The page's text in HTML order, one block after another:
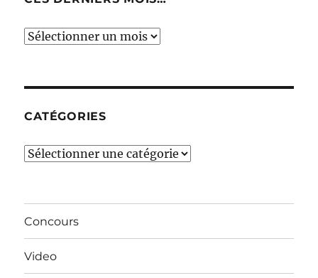
Ces
CATÉGORIES
Catégories
Concours
Video